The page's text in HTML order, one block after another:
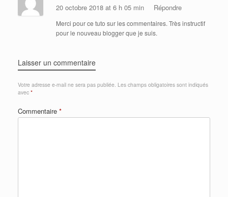
20 octobre 2018 at 6 h 05 min Répondre
Merci pour ce tuto sur les commentaires. Très instructif
pour le nouveau blogger que je suis.
Laisser un commentaire
Votre adresse e-mail ne sera pas publiée. Les champs obligatoires sont indiqués
avec *
Commentaire *